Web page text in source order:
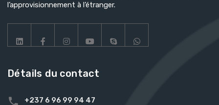
l’approvisionnement à l’étranger.
Détails du contact
+237 6 96 99 94 47